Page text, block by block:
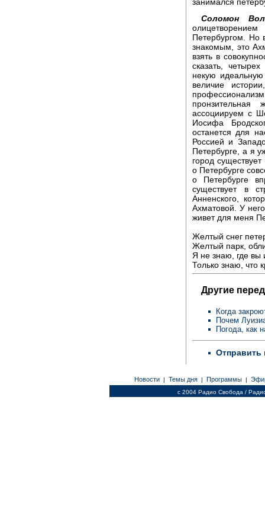
Соломон
Петербургом. Но
знакомым, это
взять в
сказать,
некую идеальную
величие
ассоциируем с
Иосифа
останется для
Россией и
Петербурге, а я
город
о Петербурге
о Петербурге
существует в
Анненского,
Ахматовой. У
живет для меня
Желтый снег
Желтый парк,
Я не знаю, где вы
Только знаю, что
Другие
Когда
Почем
Погода, как
Отправить
Новости | Темы дня | Программы |
c 2004 Радио Свобода /